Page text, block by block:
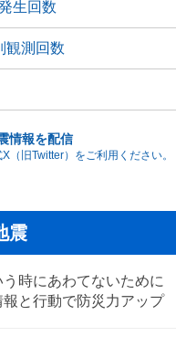
生回数
観測回数
情報を配信
（旧Twitter）をご利用ください。
震
う時にあわてないために
報と行動で防災力アップ